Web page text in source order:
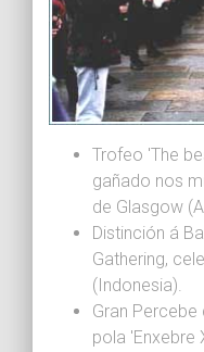
Trofeo 'The
gañado nos
de Glasgow
Distinción á
Gathering,
(Indonesia).
Gran
pola 'Enxebre